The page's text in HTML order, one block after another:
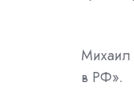
Михаил
в РФ».